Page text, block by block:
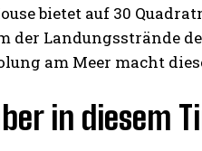
bietet auf 30
der Landungsstrände
am Meer macht
in diesem